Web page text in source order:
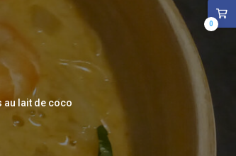
au lait de coco
0